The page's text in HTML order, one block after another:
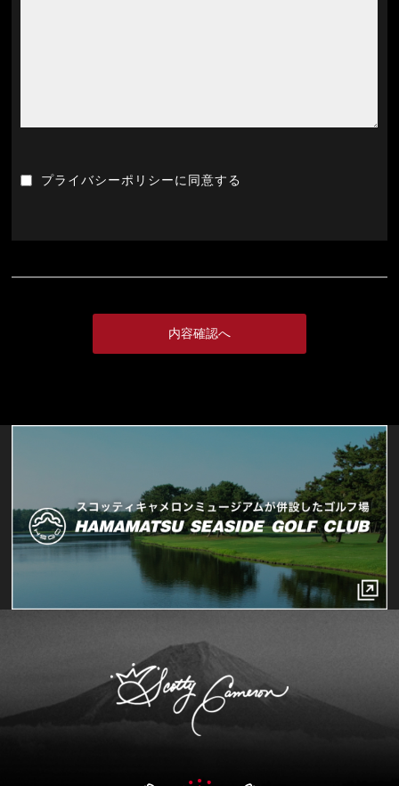
プライバシーポリシーに同意する